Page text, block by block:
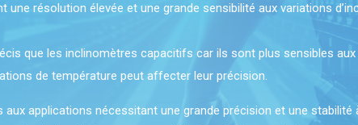
résolution élevée et une grande sensibilité aux variations
que les inclinomètres capacitifs car ils sont plus sensibles
de température peut affecter leur précision.
applications nécessitant une grande précision et une stabilité